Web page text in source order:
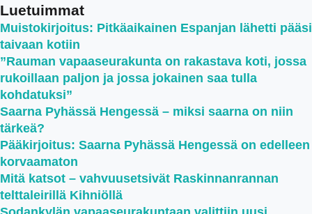
Luetuimmat
Muistokirjoitus: Pitkäaikainen Espanjan lähetti pääsi
taivaan kotiin
”Rauman vapaaseurakunta on rakastava koti, jossa
rukoillaan paljon ja jossa jokainen saa tulla
kohdatuksi”
Saarna Pyhässä Hengessä – miksi saarna on niin
tärkeä?
Pääkirjoitus: Saarna Pyhässä Hengessä on edelleen
korvaamaton
Mitä katsot – vahvuusetsivät Raskinnanrannan
telttaleirillä Kihniöllä